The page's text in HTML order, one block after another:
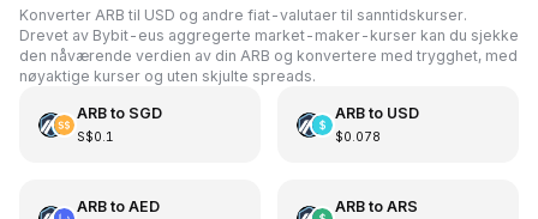
Konverter ARB til USD og andre fiat-valutaer til sanntidskurser.
Drevet av Bybit-eus aggregerte market-maker-kurser kan du sjekke
den nåværende verdien av din ARB og konvertere med trygghet, med
nøyaktige kurser og uten skjulte spreads.
ARBto SGD
S$0.1
ARBto USD
$0.078
ARBto AED ARBto ARS